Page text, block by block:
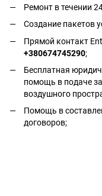
Ремонт в течении
Создание пакетов
Прямой контакт
+380674745290;
Бесплатная
помощь в подаче
воздушного
Помощь в
договоров;